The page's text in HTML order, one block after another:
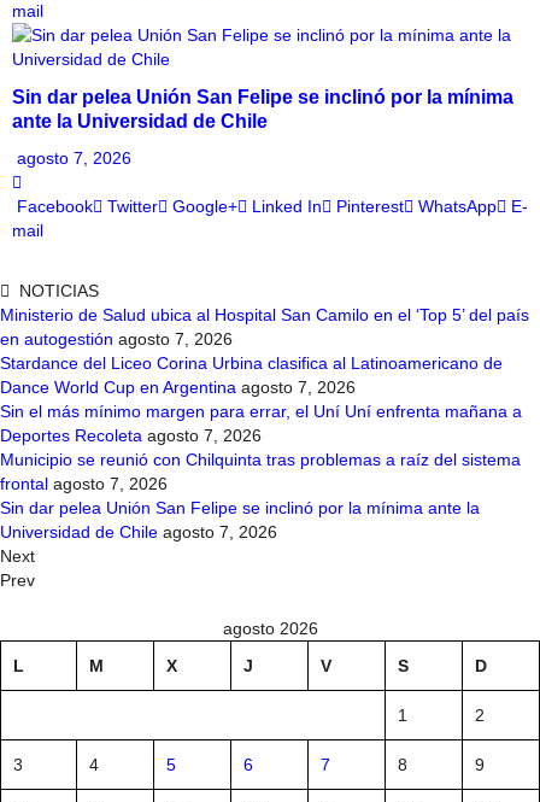
mail
Sin dar pelea Unión San Felipe se inclinó por la mínima
ante la Universidad de Chile
agosto 7, 2026
Facebook Twitter Google+ Linked In Pinterest WhatsApp
E-
mail
NOTICIAS
Ministerio de Salud ubica al Hospital San Camilo en el ‘Top 5’ del país
en autogestión agosto 7, 2026
Stardance del Liceo Corina Urbina clasifica al Latinoamericano de
Dance World Cup en Argentina agosto 7, 2026
Sin el más mínimo margen para errar, el Uní Uní enfrenta mañana a
Deportes Recoleta agosto 7, 2026
Municipio se reunió con Chilquinta tras problemas a raíz del sistema
frontal agosto 7, 2026
Sin dar pelea Unión San Felipe se inclinó por la mínima ante la
Universidad de Chile agosto 7, 2026
Next
Prev
agosto 2026
L
M X J V S D
1 2
3 4 5 6 7 8 9